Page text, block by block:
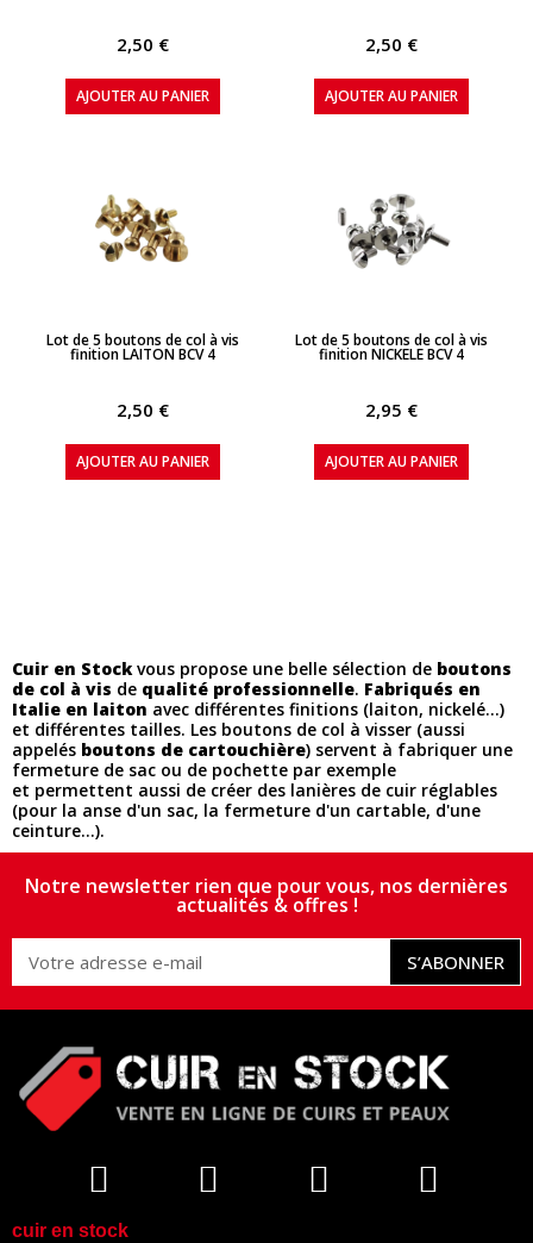
2,50 €
AJOUTER AU PANIER
2,50 €
AJOUTER AU PANIER
APERÇU RAPIDE
Lot de 5 boutons de col à vis
finition LAITON BCV 4
2,50 €
AJOUTER AU PANIER
APERÇU RAPIDE
Lot de 5 boutons de col à vis
finition NICKELE BCV 4
2,95 €
AJOUTER AU PANIER
Cuir en Stockvous propose une belle sélection de boutons
de col à vis de qualité professionnelle. Fabriqués en
Italie en laiton avec différentes finitions (laiton, nickelé...)
et différentes tailles. Les boutons de col à visser (aussi
appelés boutons de cartouchière) servent à fabriquer une
fermeture de sac ou de pochette par exemple
et permettent aussi de créer des lanières de cuir réglables
(pour la anse d'un sac, la fermeture d'un cartable, d'une
ceinture...).
Notre newsletter rien que pour vous, nos dernières
actualités & offres !
S’ABONNER
cuir en stock